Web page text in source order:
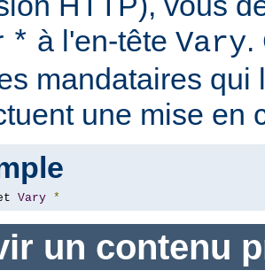
* à l'en-tête Vary.
mandataires qui
une mise en
Vary *
un contenu